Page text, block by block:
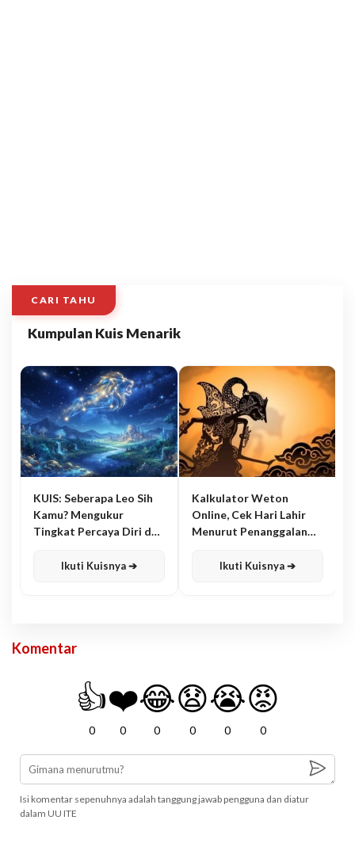
CARI TAHU
Kumpulan Kuis Menarik
KUIS: Seberapa Leo Sih
Kamu? Mengukur
Tingkat Percaya Diri dan
Ikuti Kuisnya ➔
Kalkulator Weton
Online, Cek Hari Lahir
Menurut Penanggalan
Ikuti Kuisnya ➔
Komentar
👍
0
❤️
0
😂
0
😧
0
😭
0
😡
0
Isi komentar sepenuhnya adalah tanggung jawab pengguna dan diatur
dalam UU ITE